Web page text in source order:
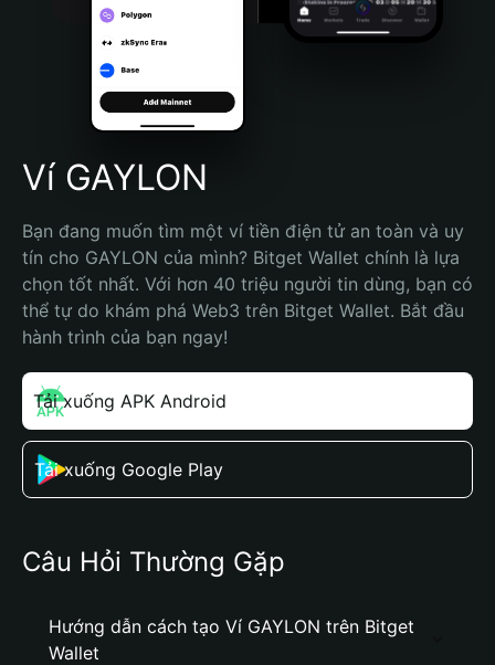
Português (Brasil)
Español (Argentina)
Ví GAYLON
Bạn đang muốn tìm một ví tiền điện tử an toàn và uy
tín cho GAYLON của mình? Bitget Wallet chính là lựa
chọn tốt nhất. Với hơn 40 triệu người tin dùng, bạn có
thể tự do khám phá Web3 trên Bitget Wallet. Bắt đầu
hành trình của bạn ngay!
Tải xuống APK Android
Tải xuống Google Play
Câu Hỏi Thường Gặp
Hướng dẫn cách tạo Ví GAYLON trên Bitget
Wallet